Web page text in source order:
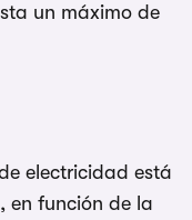
un máximo de
electricidad está
en función de la